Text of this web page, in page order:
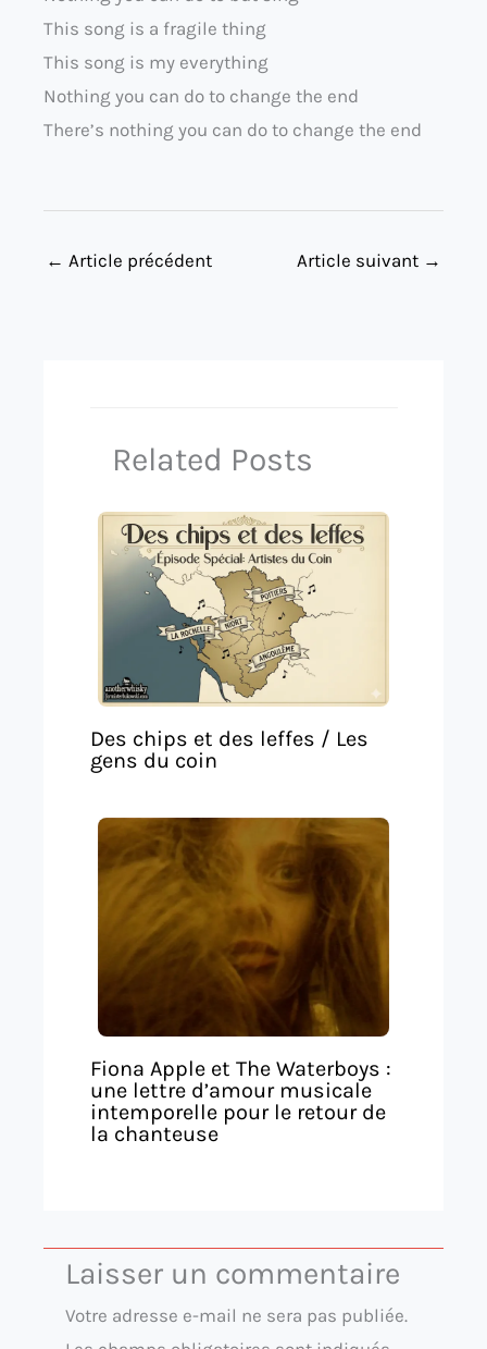
This song is a fragile thing
This song is my everything
Nothing you can do to change the end
There’s nothing you can do to change the end
← Article précédent Article suivant →
Related Posts
Des chips et des leffes / Les
gens du coin
Fiona Apple et The Waterboys :
une lettre d’amour musicale
intemporelle pour le retour de
la chanteuse
Laisser un commentaire
Votre adresse e-mail ne sera pas publiée.